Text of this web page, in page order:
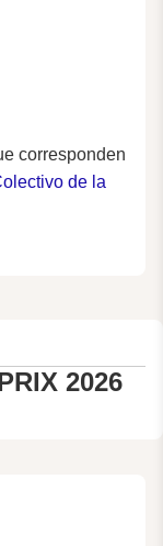
corresponden
de la
2026